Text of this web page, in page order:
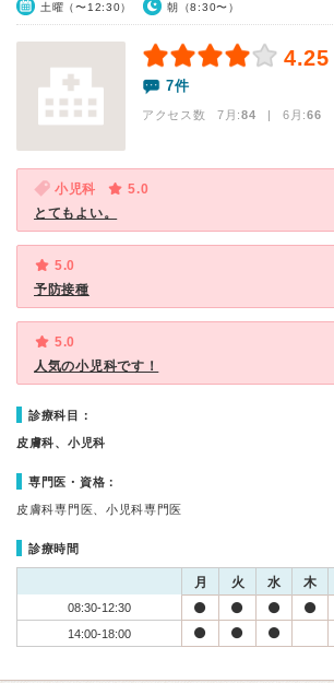
土曜（〜12:30） 朝（8:30〜）
4.25
7件
アクセス数 7月:84 | 6月:66
小児科
5.0
とてもよい。
5.0
予防接種
5.0
人気の小児科です！
診療科目：
皮膚科、小児科
専門医・資格：
皮膚科専門医、小児科専門医
診療時間
月 火 水 木
08:30-12:30
14:00-18:00